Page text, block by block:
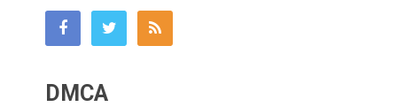
DMCA